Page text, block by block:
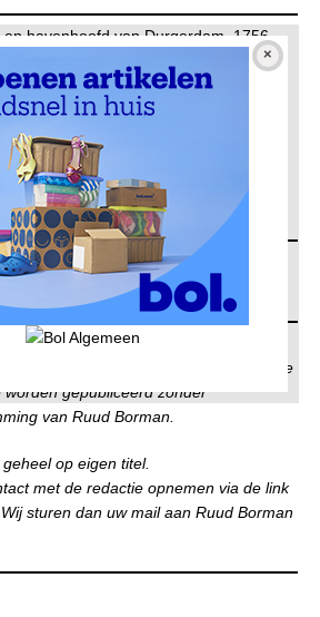
havenhoofd van Durgerdam, 1756
kleuren, 181 mm x 116 mm
vuerbaken en hooft van Durkerdam
RM0001.COLLECT.234794
Museale objecten van boven
auteursrecht. Niets uit deze publicatie
gepubliceerd zonder
van Ruud Borman.
op eigen titel.
met de redactie opnemen via de link
sturen dan uw mail aan Ruud Borman